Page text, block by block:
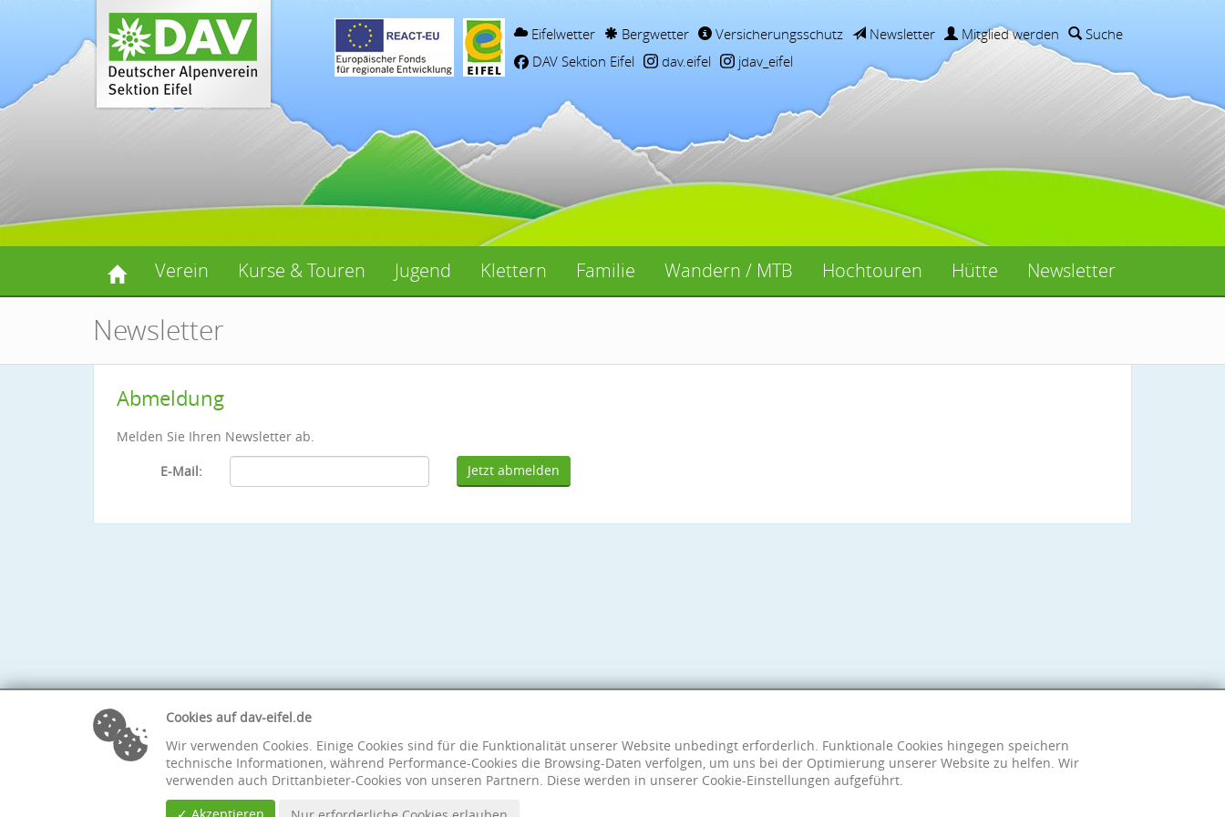
Eifelwetter Bergwetter Versicherungsschutz Newsletter Mitglied werden
Suche
DAV Sektion Eifel
dav.eifel jdav_eifel
Verein Kurse & Touren Jugend Klettern Familie Wandern / MTB Hochtouren Hütte Newsletter
Newsletter
Abmeldung
Melden Sie Ihren Newsletter ab.
E-Mail:
Jetzt abmelden
Cookies auf dav-eifel.de
Wir verwenden Cookies. Einige Cookies sind für die Funktionalität unserer Website unbedingt erforderlich. Funktionale Cookies hingegen speichern
technische Informationen, während Performance-Cookies die Browsing-Daten verfolgen, um uns bei der Optimierung unserer Website zu helfen. Wir
verwenden auch Drittanbieter-Cookies von unseren Partnern. Diese werden in unserer Cookie-Einstellungen aufgeführt.